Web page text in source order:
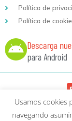
Política de
Política de
Descarga
para Android
Copyright © 2026
Usamos cookies
navegando